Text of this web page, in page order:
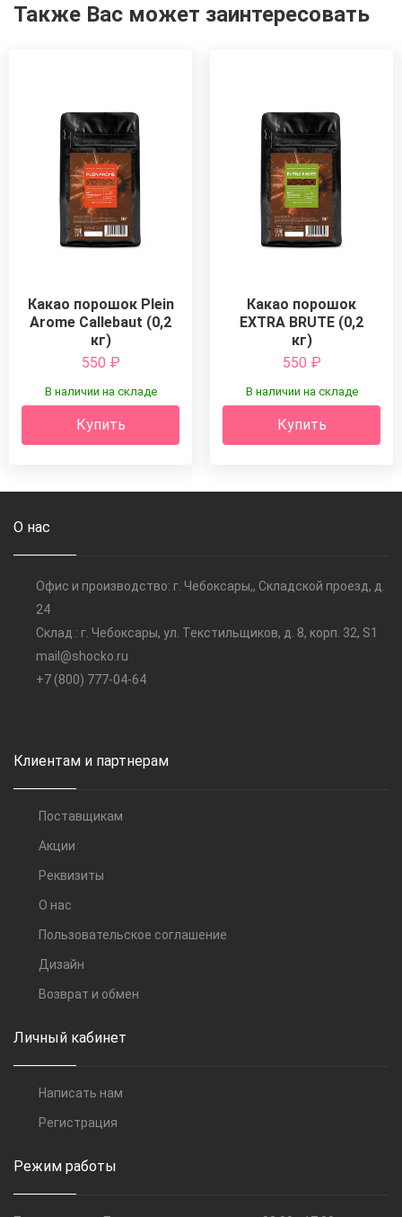
Также Вас может заинтересовать
Какао порошок Plein
Arome Callebaut (0,2
кг)
550 ₽
В наличии на складе
Купить
Какао порошок
EXTRA BRUTE (0,2
кг)
550 ₽
В наличии на складе
Купить
О нас
Офис и производство: г. Чебоксары,, Складской проезд, д.
24
Склад : г. Чебоксары, ул. Текстильщиков, д. 8, корп. 32, S1
mail@shocko.ru
+7 (800) 777-04-64
Клиентам и партнерам
Поставщикам
Акции
Реквизиты
О нас
Пользовательское соглашение
Дизайн
Возврат и обмен
Личный кабинет
Написать нам
Регистрация
Режим работы